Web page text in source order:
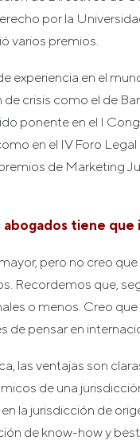
por la
varios premios.
experiencia en el
crisis como el de
ponente en el I
en el IV Foro
de Marketing
tiene que
pero no creo
Recordemos que,
o menos. Creo
de pensar en
las ventajas son
de una
la jurisdicción de
de know-how y